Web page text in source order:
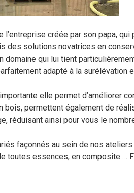
l’entreprise créée par son papa,
des solutions novatrices en
domaine qui lui tient
adapté à la
elle permet d’améliorer
bois, permettent également de
réduisant ainsi pour vous le
façonnés au sein de nos
toutes essences, en composite …